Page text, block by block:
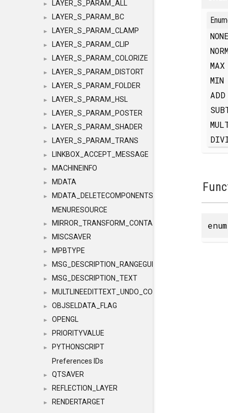
► LAYER_S_PARAM_ALL
► LAYER_S_PARAM_BC
► LAYER_S_PARAM_CLAMP
► LAYER_S_PARAM_CLIP
► LAYER_S_PARAM_COLORIZE
► LAYER_S_PARAM_DISTORT
► LAYER_S_PARAM_FOLDER
► LAYER_S_PARAM_HSL
► LAYER_S_PARAM_POSTER
► LAYER_S_PARAM_SHADER
► LAYER_S_PARAM_TRANS
► LINKBOX_ACCEPT_MESSAGE
► MACHINEINFO
► MDATA
►
MDATA_DELETECOMPONENTS
MENURESOURCE
► MIRROR_TRANSFORM_CONTAINER
► MISCSAVER
► MPBTYPE
► MSG_DESCRIPTION_RANGEGUI
► MSG_DESCRIPTION_TEXT
► MULTLINEEDITTEXT_UNDO_CONTAINER
► OBJSELDATA_FLAG
► OPENGL
► PRIORITYVALUE
►
PYTHONSCRIPT
Preferences IDs
► QTSAVER
► REFLECTION_LAYER
►
RENDERTARGET